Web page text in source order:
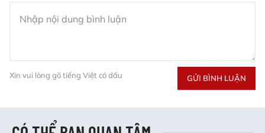
Xin vui lòng gõ tiếng Việt có dấu GỬI BÌNH LUẬN